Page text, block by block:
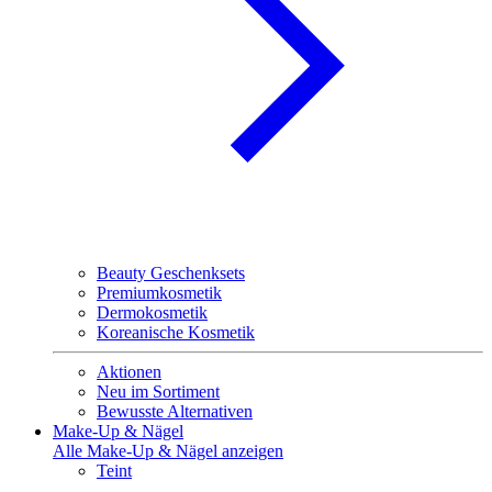
Beauty Geschenksets
Premiumkosmetik
Dermokosmetik
Koreanische Kosmetik
Aktionen
Neu im Sortiment
Bewusste Alternativen
Make-Up & Nägel
Alle Make-Up & Nägel anzeigen
Teint